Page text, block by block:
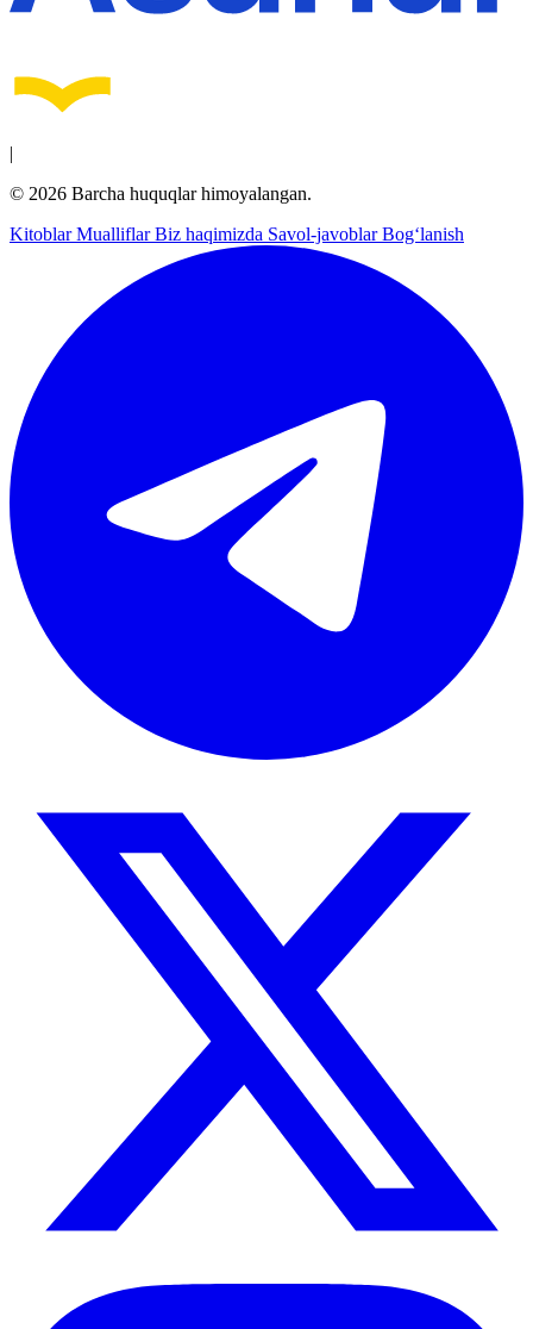
|
© 2026 Barcha huquqlar himoyalangan.
KitoblarMualliflarBiz haqimizda Savol-javoblarBog‘lanish